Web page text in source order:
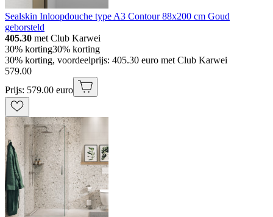
Sealskin Inloopdouche type A3 Contour 88x200 cm Goud
geborsteld
405.30 met Club Karwei
30% korting30% korting
30% korting, voordeelprijs: 405.30 euro met Club Karwei
579.00
Prijs: 579.00 euro